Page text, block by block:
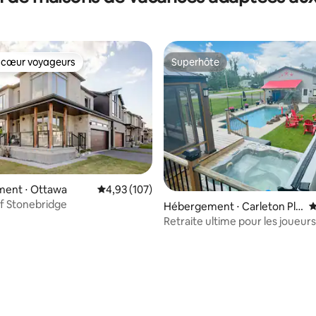
la base de 124 commentaires : 4,9 sur 5
cœur voyageurs
voyageurs
⋅ Ottawa Évaluation moyenne sur la base de 107
4,93 (107)
Stonebridge
Superhôte
Superhôte
Hébergement ⋅ Carleton Pla
ce
Retraite ultime pour les